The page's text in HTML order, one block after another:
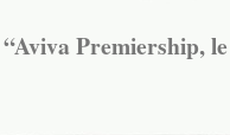
“Aviva Premiership,